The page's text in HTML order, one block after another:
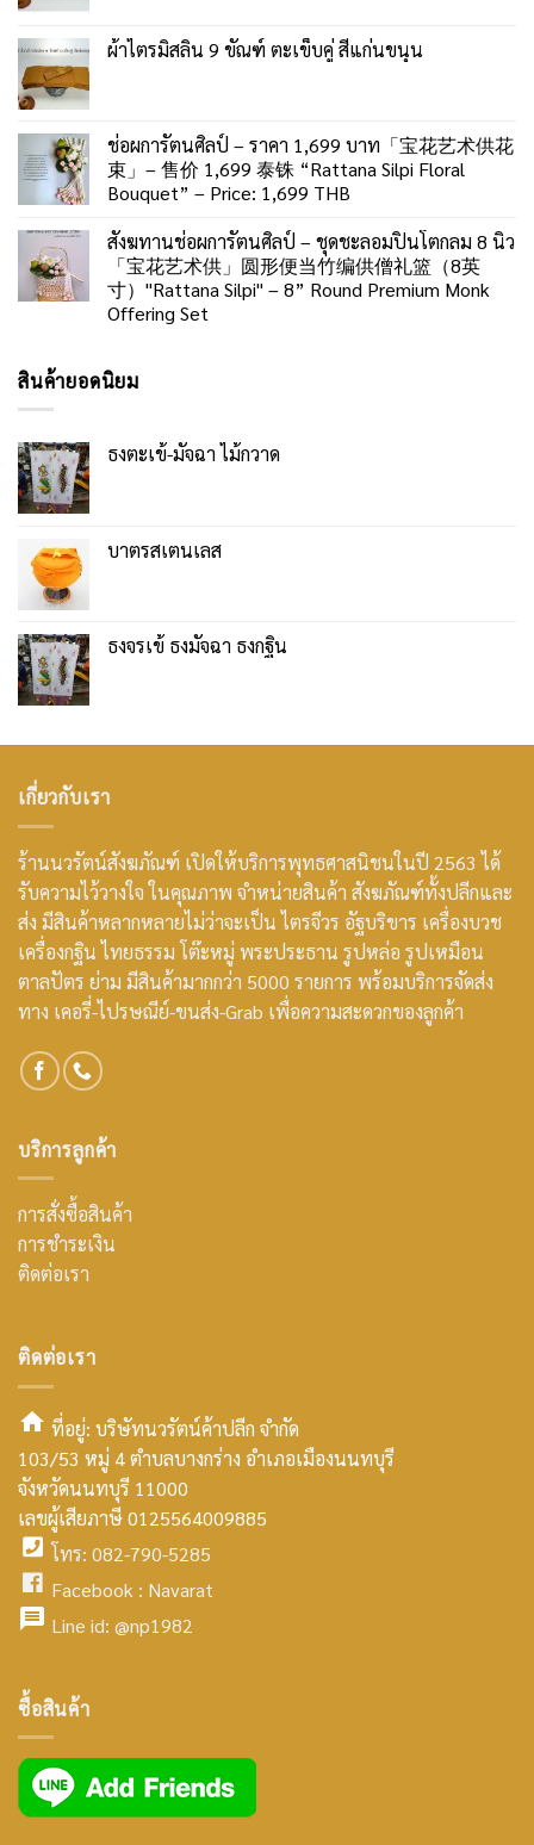
ผ้าไตรมิสลิน 9 ขัณฑ์ ตะเข็บคู่ สีแก่นขนุน
ช่อผการัตนศิลป์ – ราคา 1,699 บาท「宝花艺术供花
束」– 售价 1,699 泰铢 “Rattana Silpi Floral
Bouquet” – Price: 1,699 THB
สังฆทานช่อผการัตนศิลป์ – ชุดชะลอมปิ่นโตกลม 8 นิ้ว
「宝花艺术供」圆形便当竹编供僧礼篮（8英
寸）"Rattana Silpi" – 8” Round Premium Monk
Offering Set
สินค้ายอดนิยม
ธงตะเข้-มัจฉา ไม้กวาด
บาตรสเตนเลส
ธงจรเข้ ธงมัจฉา ธงกฐิน
เกี่ยวกับเรา
ร้านนวรัตน์สังฆภัณฑ์ เปิดให้บริการพุทธศาสนิชนในปี 2563 ได้
รับความไว้วางใจ ในคุณภาพ จำหน่ายสินค้า สังฆภัณฑ์ทั้งปลีกและ
ส่ง มีสินค้าหลากหลายไม่ว่าจะเป็น ไตรจีวร อัฐบริขาร เครื่องบวช
เครื่องกฐิน ไทยธรรม โต๊ะหมู่ พระประธาน รูปหล่อ รูปเหมือน
ตาลปัตร ย่าม มีสินค้ามากกว่า 5000 รายการ พร้อมบริการจัดส่ง
ทาง เคอรี่-ไปรษณีย์-ขนส่ง-Grab เพื่อความสะดวกของลูกค้า
บริการลูกค้า
การสั่งซื้อสินค้า
การชำระเงิน
ติดต่อเรา
ติดต่อเรา
smt2
home
icon
ที่อยู่: บริษัทนวรัตน์ค้าปลีก จำกัด
103/53 หมู่ 4 ตำบลบางกร่าง อำเภอเมืองนนทบุรี
จังหวัดนนทบุรี 11000
เลขผู้เสียภาษี 0125564009885
facebook
icon
โทร: 082-790-5285
facebook
Facebook : Navarat
icon
Line id: @np1982
ซื้อสินค้า